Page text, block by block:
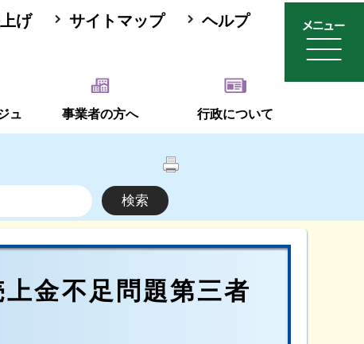
げ サイトマップ ヘルプ
ュ 事業者の方へ 行政について
金不足問題第三者